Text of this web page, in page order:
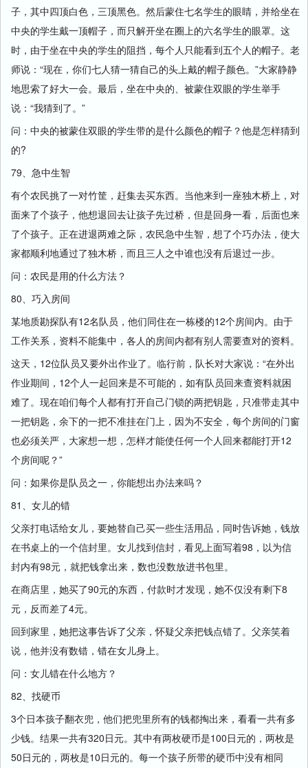
子，其中四顶白色，三顶黑色。然后蒙住七名学生的眼睛，并给坐在
中央的学生戴一顶帽子，而只解开坐在圈上的六名学生的眼罩。这
时，由于坐在中央的学生的阻挡，每个人只能看到五个人的帽子。老
师说：“现在，你们七人猜一猜自己的头上戴的帽子颜色。”大家静静
地思索了好大一会。最后，坐在中央的、被蒙住双眼的学生举手
说：“我猜到了。”
问：中央的被蒙住双眼的学生带的是什么颜色的帽子？他是怎样猜到
的?
79、急中生智
有个农民挑了一对竹筐，赶集去买东西。当他来到一座独木桥上，对
面来了个孩子，他想退回去让孩子先过桥，但是回身一看，后面也来
了个孩子。正在进退两难之际，农民急中生智，想了个巧办法，使大
家都顺利地通过了独木桥，而且三人之中谁也没有后退过一步。
问：农民是用的什么方法？
80、巧入房间
某地质勘探队有12名队员，他们同住在一栋楼的12个房间内。由于
工作关系，资料不能集中，各人的房间内都有别人需要查对的资料。
这天，12位队员又要外出作业了。临行前，队长对大家说：“在外出
作业期间，12个人一起回来是不可能的，如有队员回来查资料就困
难了。现在咱们每个人都有打开自己门锁的两把钥匙，只准带走其中
一把钥匙，余下的一把不准挂在门上，因为不安全，每个房间的门窗
也必须关严，大家想一想，怎样才能使任何一个人回来都能打开12
个房间呢？”
问：如果你是队员之一，你能想出办法来吗？
81、女儿的错
父亲打电话给女儿，要她替自己买一些生活用品，同时告诉她，钱放
在书桌上的一个信封里。女儿找到信封，看见上面写着98，以为信
封内有98元，就把钱拿出来，数也没数放进书包里。
在商店里，她买了90元的东西，付款时才发现，她不仅没有剩下8
元，反而差了4元。
回到家里，她把这事告诉了父亲，怀疑父亲把钱点错了。父亲笑着
说，他并没有数错，错在女儿身上。
问：女儿错在什么地方？
82、找硬币
3个日本孩子翻衣兜，他们把兜里所有的钱都掏出来，看看一共有多
少钱。结果一共有320日元。其中有两枚硬币是100日元的，两枚是
50日元的，两枚是10日元的。每一个孩子所带的硬币中没有相同